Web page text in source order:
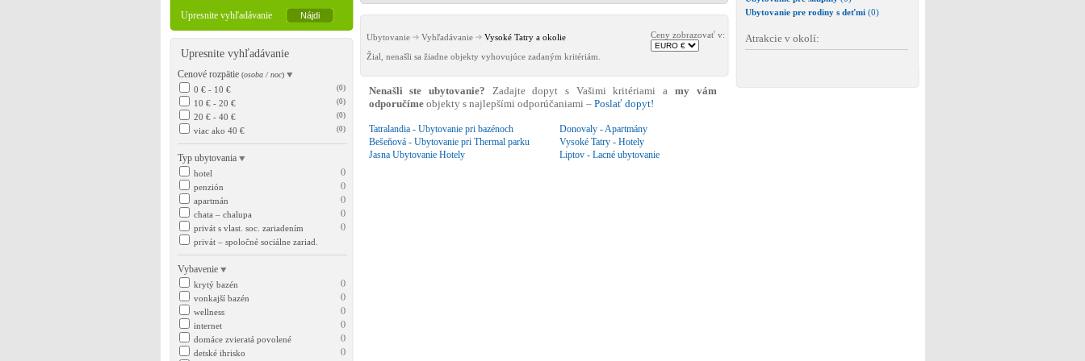
Upresnite vyhľadávanie
Upresnite vyhľadávanie
Cenové rozpätie (osoba / noc)
0 € - 10 € (0)
10 € - 20 € (0)
20 € - 40 € (0)
viac ako 40 € (0)
Typ ubytovania
hotel ()
penzión ()
apartmán ()
chata – chalupa ()
privát s vlast. soc. zariadením ()
privát – spoločné sociálne zariad.
Vybavenie
krytý bazén ()
vonkajší bazén ()
wellness ()
internet ()
domáce zvieratá povolené ()
detské ihrisko ()
Ubytovanie Vyhľadávanie Vysoké Tatry a okolie Ceny zobrazovať v:
Žial, nenašli sa žiadne objekty vyhovujúce zadaným kritériám.
Nenašli ste ubytovanie? Zadajte dopyt s Vašimi kritériami a my vám
odporučímeobjekty s najlepšími odporúčaniami – Poslať dopyt!
Tatralandia - Ubytovanie pri bazénoch
Bešeňová - Ubytovanie pri Thermal parku
Jasna Ubytovanie Hotely
Donovaly - Apartmány
Vysoké Tatry - Hotely
Liptov - Lacné ubytovanie
Ubytovanie pre rodiny s deťmi (0)
Atrakcie v okolí: